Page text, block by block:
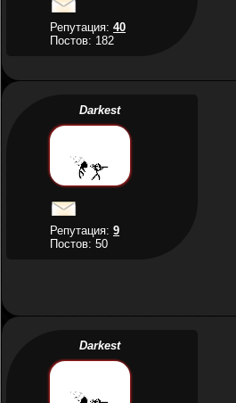
Репутация:40
Постов: 182
Darkest
Репутация:9
Постов: 50
Darkest